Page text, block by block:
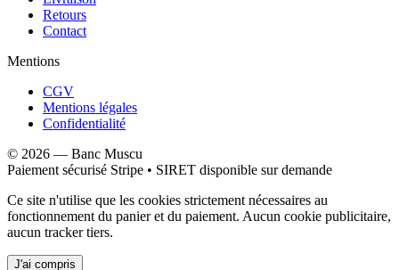
Retours
Contact
Mentions
CGV
Mentions légales
Confidentialité
© 2026 — Banc Muscu
Paiement sécurisé Stripe • SIRET disponible sur demande
Ce site n'utilise que les cookies strictement nécessaires au
fonctionnement du panier et du paiement. Aucun cookie publicitaire,
aucun tracker tiers.
J'ai compris